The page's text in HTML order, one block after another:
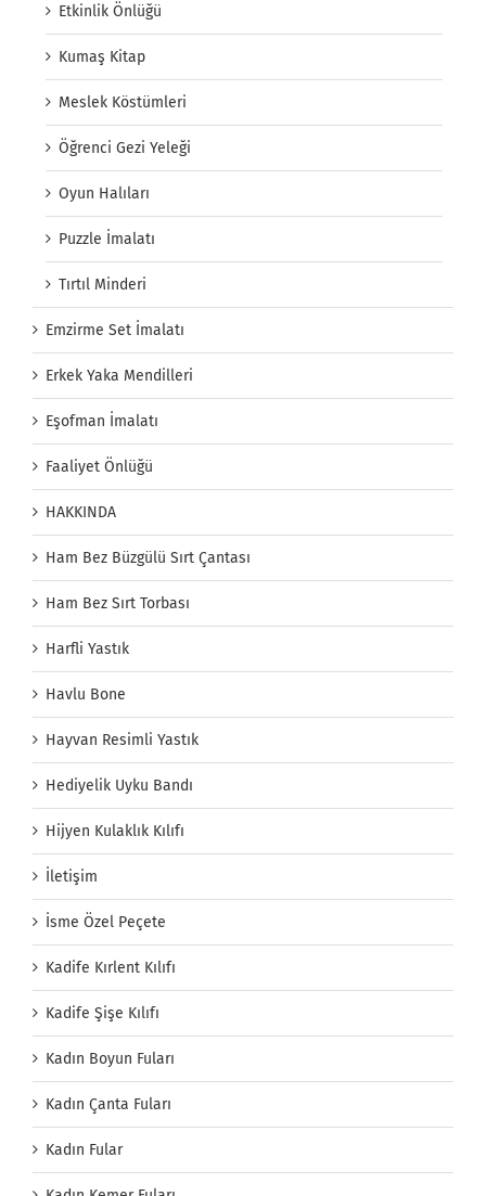
Etkinlik Önlüğü
Kumaş Kitap
Meslek Köstümleri
Öğrenci Gezi Yeleği
Oyun Halıları
Puzzle İmalatı
Tırtıl Minderi
Emzirme Set İmalatı
Erkek Yaka Mendilleri
Eşofman İmalatı
Faaliyet Önlüğü
HAKKINDA
Ham Bez Büzgülü Sırt Çantası
Ham Bez Sırt Torbası
Harfli Yastık
Havlu Bone
Hayvan Resimli Yastık
Hediyelik Uyku Bandı
Hijyen Kulaklık Kılıfı
İletişim
İsme Özel Peçete
Kadife Kırlent Kılıfı
Kadife Şişe Kılıfı
Kadın Boyun Fuları
Kadın Çanta Fuları
Kadın Fular